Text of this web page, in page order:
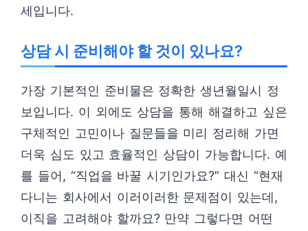
세입니다.
상담 시 준비해야 할 것이 있나요?
가장 기본적인 준비물은 정확한 생년월일시 정
보입니다. 이 외에도 상담을 통해 해결하고 싶은
구체적인 고민이나 질문들을 미리 정리해 가면
더욱 심도 있고 효율적인 상담이 가능합니다. 예
를 들어, “직업을 바꿀 시기인가요?” 대신 “현재
다니는 회사에서 이러이러한 문제점이 있는데,
이직을 고려해야 할까요? 만약 그렇다면 어떤